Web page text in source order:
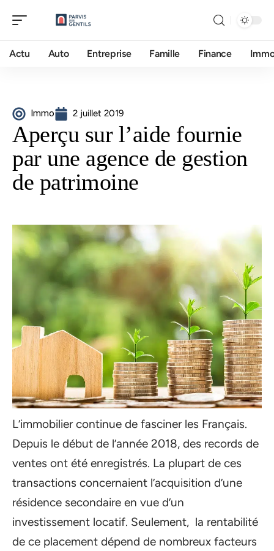
Actu Auto Entreprise Famille Finance
Immo 2 juillet 2019
Aperçu sur l’aide fournie
par une agence de gestion
de patrimoine
L’immobilier continue de fasciner les Français.
Depuis le début de l’année 2018, des records de
ventes ont été enregistrés. La plupart de ces
transactions concernaient l’acquisition d’une
résidence secondaire en vue d’un
investissement locatif. Seulement, la rentabilité
de ce placement dépend de nombreux facteurs